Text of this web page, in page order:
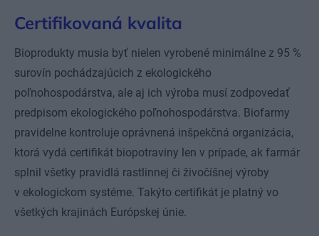
Certifikovaná kvalita
Bioprodukty musia byť nielen vyrobené minimálne z 95 %
surovín pochádzajúcich z ekologického
poľnohospodárstva, ale aj ich výroba musí zodpovedať
predpisom ekologického poľnohospodárstva. Biofarmy
pravidelne kontroluje oprávnená inšpekčná organizácia,
ktorá vydá certifikát biopotraviny len v prípade, ak farmár
splnil všetky pravidlá rastlinnej či živočíšnej výroby
v ekologickom systéme. Takýto certifikát je platný vo
všetkých krajinách Európskej únie.